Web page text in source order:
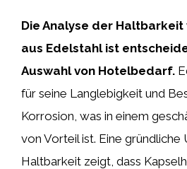
Die Analyse der
aus Edelstahl ist
Auswahl von Hotelbedarf.
für seine Langlebigkeit und
Korrosion, was in einem
von Vorteil ist. Eine gründliche
Haltbarkeit zeigt, dass